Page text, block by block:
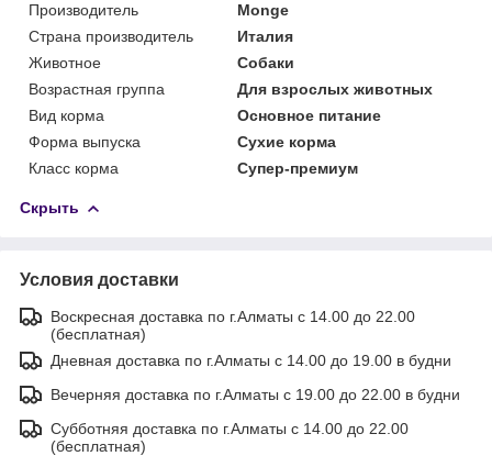
Производитель
Monge
Страна производитель
Италия
Животное
Собаки
Возрастная группа
Для взрослых животных
Вид корма
Основное питание
Форма выпуска
Сухие корма
Класс корма
Супер-премиум
Скрыть
Условия доставки
Воскресная доставка по г.Алматы с 14.00 до 22.00
(бесплатная)
Дневная доставка по г.Алматы с 14.00 до 19.00 в будни
Вечерняя доставка по г.Алматы с 19.00 до 22.00 в будни
Субботняя доставка по г.Алматы с 14.00 до 22.00
(бесплатная)